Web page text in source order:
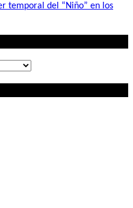
temporal del “Niño” en los